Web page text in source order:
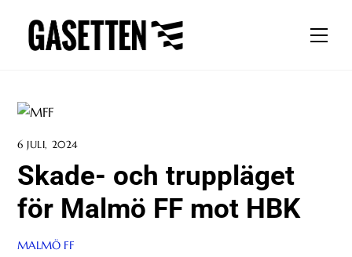
content
6 JULI, 2024
Skade- och truppläget
för Malmö FF mot HBK
MALMÖ FF